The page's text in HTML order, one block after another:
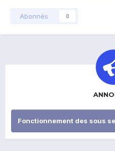
Abonnés 0
Fonctionnement des sous